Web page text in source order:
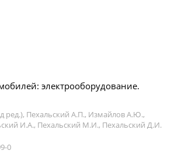
электрооборудование.
ред.), Пехальский А.П., Измайлов А.Ю.,
И.А., Пехальский М.И., Пехальский Д.И.
0